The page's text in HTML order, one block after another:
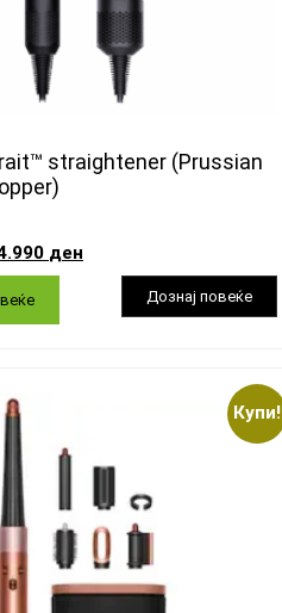
straightener (Prussian
ден
Купи!